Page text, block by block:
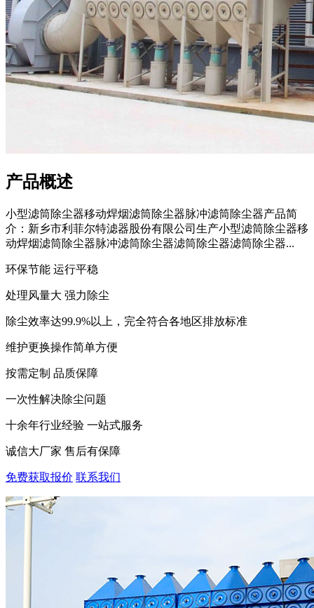
产品概述
小型滤筒除尘器移动焊烟滤筒除尘器脉冲滤筒除尘器产品简
介：新乡市利菲尔特滤器股份有限公司生产小型滤筒除尘器移
动焊烟滤筒除尘器脉冲滤筒除尘器滤筒除尘器滤筒除尘器...
环保节能 运行平稳
处理风量大 强力除尘
除尘效率达99.9%以上，完全符合各地区排放标准
维护更换操作简单方便
按需定制 品质保障
一次性解决除尘问题
十余年行业经验 一站式服务
诚信大厂家 售后有保障
免费获取报价 联系我们